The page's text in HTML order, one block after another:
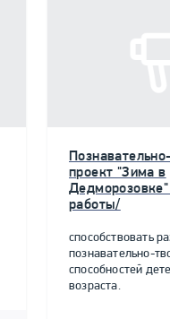
проект "Зима в
работы/
способствовать
познавательно-
способностей
возраста.